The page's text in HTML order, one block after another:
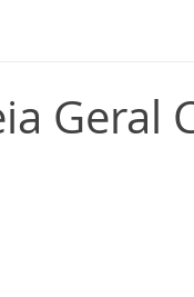
Geral